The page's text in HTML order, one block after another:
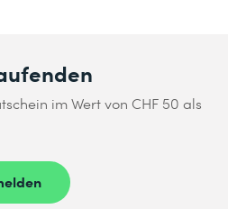
im Wert von CHF 50 als